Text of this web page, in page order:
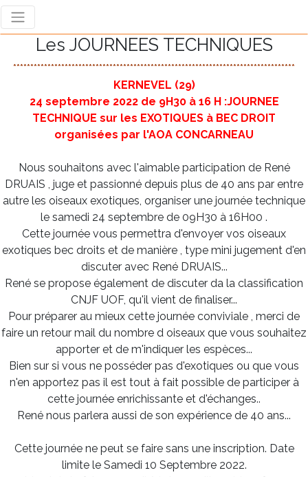
Les JOURNEES TECHNIQUES
**********************************************************************************
KERNEVEL (29)
24 septembre 2022 de 9H30 à 16 H :JOURNEE
TECHNIQUE sur les EXOTIQUES à BEC DROIT
organisées par l'AOA CONCARNEAU
Nous souhaitons avec l'aimable participation de René
DRUAIS , juge et passionné depuis plus de 40 ans par entre
autre les oiseaux exotiques, organiser une journée technique
le samedi 24 septembre de 09H30 à 16H00 .
Cette journée vous permettra d'envoyer vos oiseaux
exotiques bec droits et de manière , type mini jugement d'en
discuter avec René DRUAIS...
René se propose également de discuter da la classification
CNJF UOF, qu'il vient de finaliser...
Pour préparer au mieux cette journée conviviale , merci de
faire un retour mail du nombre d oiseaux que vous souhaitez
apporter et de m'indiquer les espèces...
Bien sur si vous ne posséder pas d'exotiques ou que vous
n'en apportez pas il est tout à fait possible de participer à
cette journée enrichissante et d'échanges..
René nous parlera aussi de son expérience de 40 ans...
Cette journée ne peut se faire sans une inscription. Date
limite le Samedi 10 Septembre 2022.